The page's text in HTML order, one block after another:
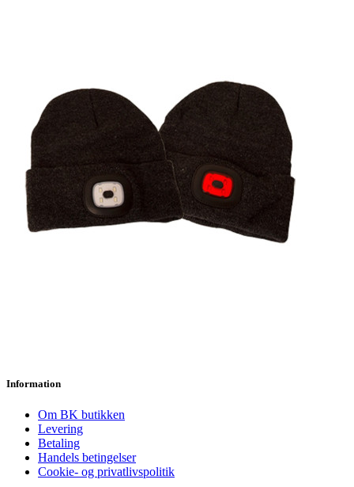
Information
Om BK butikken
Levering
Betaling
Handels betingelser
Cookie- og privatlivspolitik